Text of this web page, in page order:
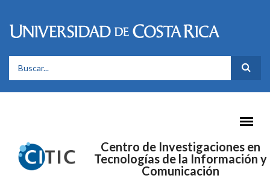
FORMULARIO DE BÚSQUEDA
Centro de Investigaciones en
Tecnologías de la Información y
Comunicación